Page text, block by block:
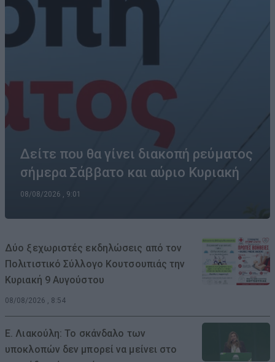
Δείτε που θα γίνει διακοπή ρεύματος
σήμερα Σάββατο και αύριο Κυριακή
08/08/2026 , 9:01
Δύο ξεχωριστές εκδηλώσεις από τον
Πολιτιστικό Σύλλογο Κουτσουπιάς την
Κυριακή 9 Αυγούστου
08/08/2026 , 8:54
Ε. Λιακούλη: Το σκάνδαλο των
υποκλοπών δεν μπορεί να μείνει στο